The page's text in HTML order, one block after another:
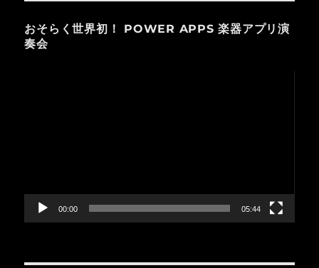
おそらく世界初！ POWER APPS 楽器アプリ演
奏会
ー
00:00 05:44